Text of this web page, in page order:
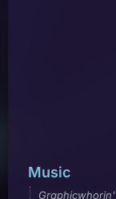
Music
Graphicwhorin'